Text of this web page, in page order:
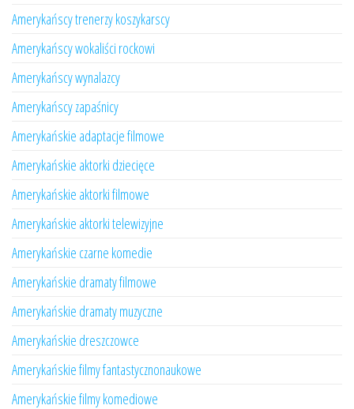
Amerykańscy trenerzy koszykarscy
Amerykańscy wokaliści rockowi
Amerykańscy wynalazcy
Amerykańscy zapaśnicy
Amerykańskie adaptacje filmowe
Amerykańskie aktorki dziecięce
Amerykańskie aktorki filmowe
Amerykańskie aktorki telewizyjne
Amerykańskie czarne komedie
Amerykańskie dramaty filmowe
Amerykańskie dramaty muzyczne
Amerykańskie dreszczowce
Amerykańskie filmy fantastycznonaukowe
Amerykańskie filmy komediowe